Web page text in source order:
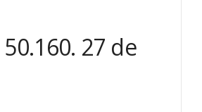
27 de